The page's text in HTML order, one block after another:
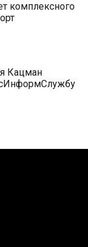
комплексного
Кацман